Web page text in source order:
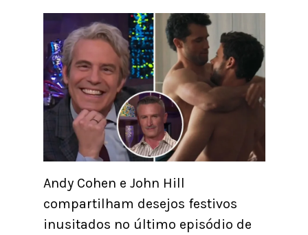
Andy Cohen e John Hill
compartilham desejos festivos
inusitados no último episódio de